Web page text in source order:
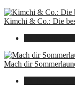
Kimchi & Co.: Die
Mach dir